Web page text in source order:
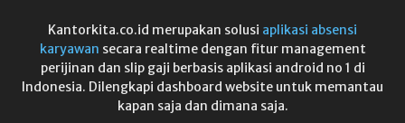
Kantorkita.co.id merupakan solusi aplikasi absensi
karyawan secara realtime dengan fitur management
perijinan dan slip gaji berbasis aplikasi android no 1 di
Indonesia. Dilengkapi dashboard website untuk memantau
kapan saja dan dimana saja.